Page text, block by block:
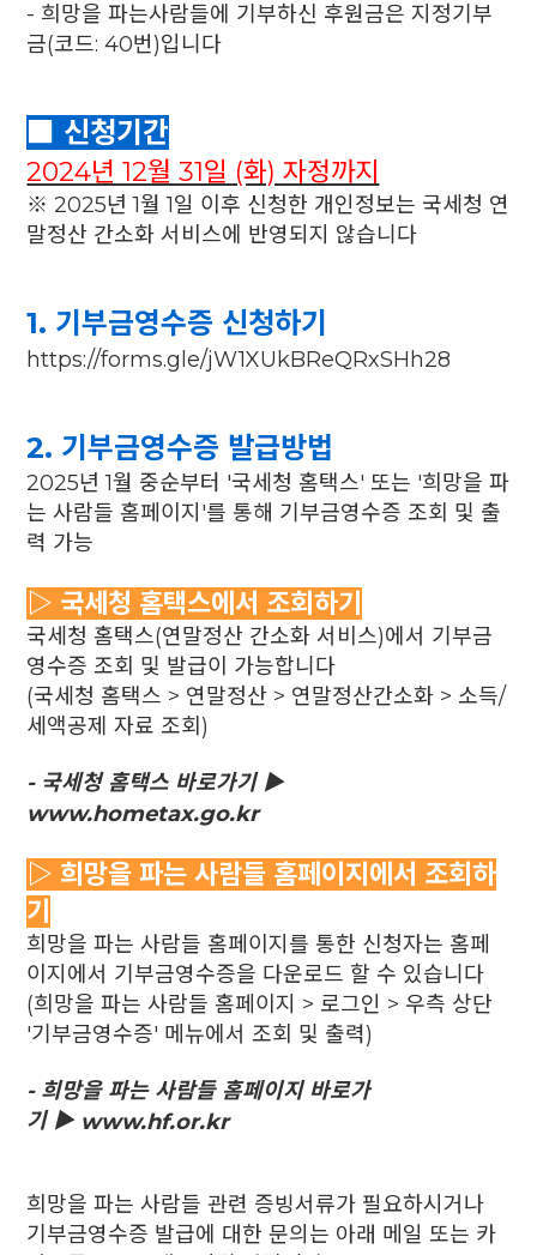
- 희망을 파는사람들에 기부하신 후원금은 지정기부
금(코드: 40번)입니다
■ 신청기간
2024년 12월 31일 (화) 자정까지
※ 2025년 1월 1일 이후 신청한 개인정보는 국세청 연
말정산 간소화 서비스에 반영되지 않습니다
1. 기부금영수증 신청하기
https://forms.gle/jW1XUkBReQRxSHh28
2. 기부금영수증 발급방법
2025년 1월 중순부터 '국세청 홈택스' 또는 '희망을 파
는 사람들 홈페이지'를 통해 기부금영수증 조회 및 출
력 가능
▷ 국세청 홈택스에서 조회하기
국세청 홈택스(연말정산 간소화 서비스)에서 기부금
영수증 조회 및 발급이 가능합니다
(국세청 홈택스 > 연말정산 > 연말정산간소화 > 소득/
세액공제 자료 조회)
- 국세청 홈택스 바로가기 ▶
www.hometax.go.kr
▷ 희망을 파는 사람들 홈페이지에서 조회하
기
희망을 파는 사람들 홈페이지를 통한 신청자는 홈페
이지에서 기부금영수증을 다운로드 할 수 있습니다
(희망을 파는 사람들 홈페이지 > 로그인 > 우측 상단
'기부금영수증' 메뉴에서 조회 및 출력)
- 희망을 파는 사람들 홈페이지 바로가
기▶ www.hf.or.kr
희망을 파는 사람들 관련 증빙서류가 필요하시거나
기부금영수증 발급에 대한 문의는 아래 메일 또는 카